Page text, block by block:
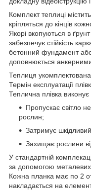
Комплект теплиці
кріпляться до кінців
Якорі вкопуються в
забезпечує стійкість
бетонний фундамент
доповнюється
Теплиця укомплектована
Термін експлуатації
Теплична плівка виконує
Пропускає світло
рослин;
Затримує
Захищає рослини
У стандартній
за допомогою
Кожна планка має по 2
накладається на